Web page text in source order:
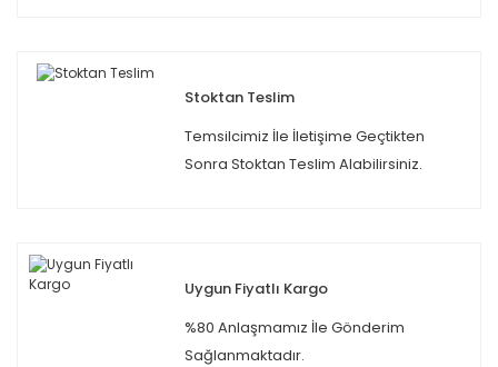
Stoktan Teslim
Temsilcimiz İle İletişime Geçtikten
Sonra Stoktan Teslim Alabilirsiniz.
Uygun Fiyatlı Kargo
%80 Anlaşmamız İle Gönderim
Sağlanmaktadır.